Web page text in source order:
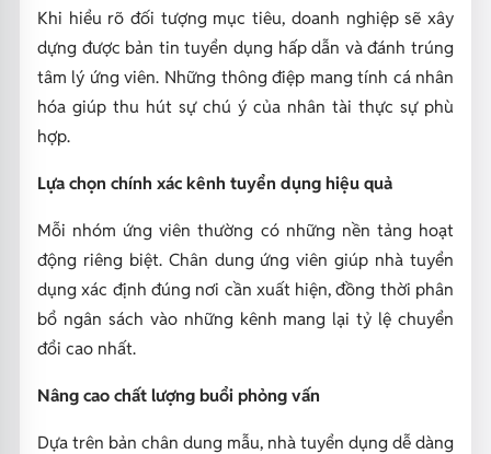
Khi hiểu rõ đối tượng mục tiêu, doanh nghiệp sẽ xây
dựng được bản tin tuyển dụng hấp dẫn và đánh trúng
tâm lý ứng viên. Những thông điệp mang tính cá nhân
hóa giúp thu hút sự chú ý của nhân tài thực sự phù
hợp.
Lựa chọn chính xác kênh tuyển dụng hiệu quả
Mỗi nhóm ứng viên thường có những nền tảng hoạt
động riêng biệt. Chân dung ứng viên giúp nhà tuyển
dụng xác định đúng nơi cần xuất hiện, đồng thời phân
bổ ngân sách vào những kênh mang lại tỷ lệ chuyển
đổi cao nhất.
Nâng cao chất lượng buổi phỏng vấn
Dựa trên bản chân dung mẫu, nhà tuyển dụng dễ dàng